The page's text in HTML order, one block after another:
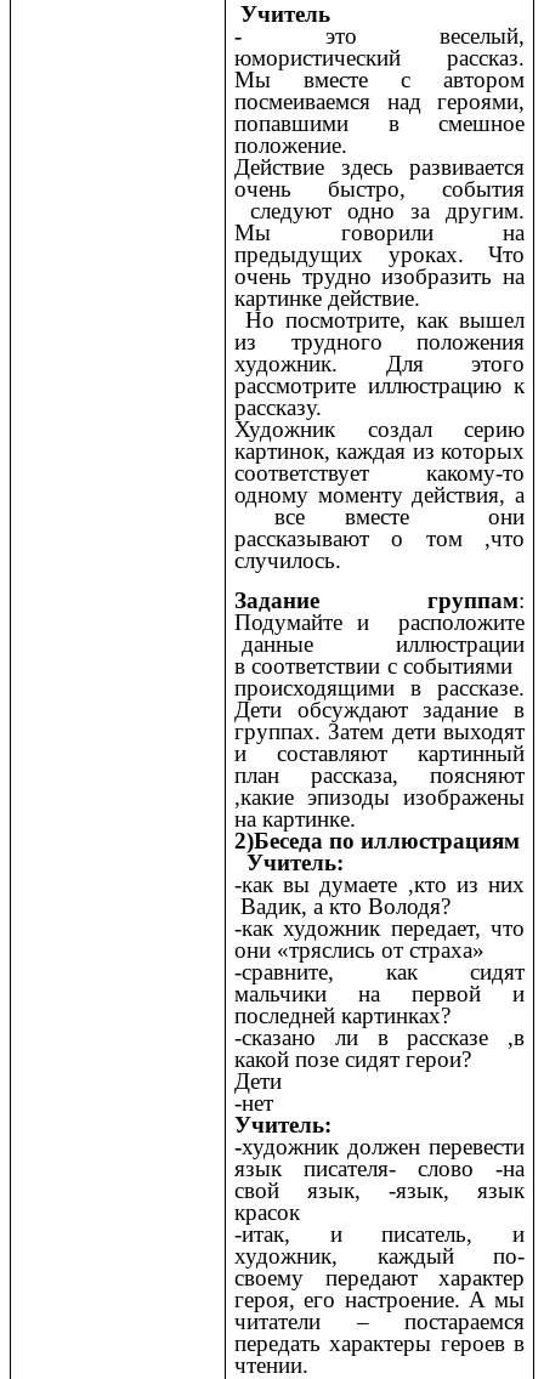
Учитель
- это веселый,
юмористический рассказ.
Мы вместе с автором
посмеиваемся над героями,
попавшими в смешное
положение.
Действие здесь развивается
очень быстро, события
следуют одно за другим.
Мы говорили на
предыдущих уроках. Что
очень трудно изобразить на
картинке действие.
Но посмотрите, как вышел
из трудного положения
художник. Для этого
рассмотрите иллюстрацию к
рассказу.
Художник создал серию
картинок, каждая из которых
соответствует какому-то
одному моменту действия, а
все вместе они
рассказывают о том ,что
случилось.
Задание группам:
Подумайте и расположите
данные иллюстрации
в соответствии с событиями
происходящими в рассказе.
Дети обсуждают задание в
группах. Затем дети выходят
и составляют картинный
план рассказа, поясняют
,какие эпизоды изображены
на картинке.
2)Беседа по иллюстрациям
Учитель:
-как вы думаете ,кто из них
Вадик, а кто Володя?
-как художник передает, что
они «тряслись от страха»
-сравните, как сидят
мальчики на первой и
последней картинках?
-сказано ли в рассказе ,в
какой позе сидят герои?
Дети
-нет
Учитель:
-художник должен перевести
язык писателя- слово -на
свой язык, -язык, язык
красок
-итак, и писатель, и
художник, каждый по-
своему передают характер
героя, его настроение. А мы
читатели – постараемся
передать характеры героев в
чтении.